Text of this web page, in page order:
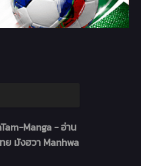
Manga - อ่าน
ย มังฮวา Manhwa